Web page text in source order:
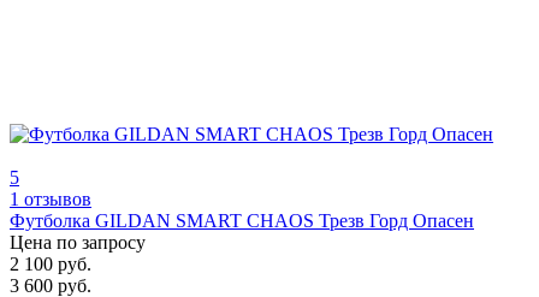
5
1 отзывов
Футболка GILDAN SMART CHAOS Трезв Горд Опасен
Цена по запросу
2 100 руб.
3 600 руб.